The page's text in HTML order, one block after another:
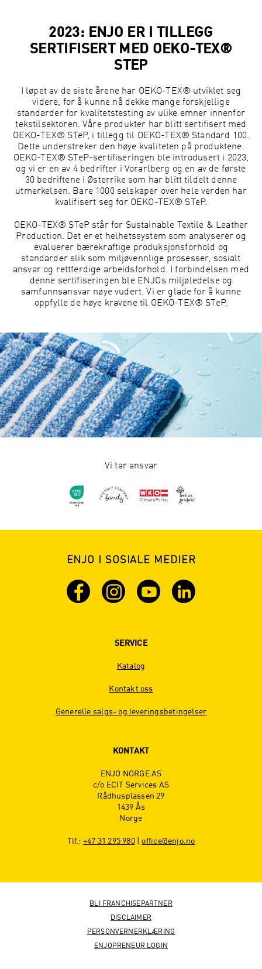
2023: ENJO ER I TILLEGG
SERTIFISERT MED OEKO-TEX®
STEP
I løpet av de siste årene har OEKO-TEX® utviklet seg
videre, for å kunne nå dekke mange forskjellige
standarder for kvalitetstesting av ulike emner innenfor
tekstilsektoren. Våre produkter har blitt sertifisert med
OEKO-TEX® STeP, i tillegg til OEKO-TEX® Standard 100.
Dette understreker den høye kvaliteten på produktene.
OEKO-TEX® STeP-sertifiseringen ble introdusert i 2023,
og vi er en av 4 bedrifter i Vorarlberg og en av de første
30 bedriftene i Østerrike som har blitt tildelt denne
utmerkelsen. Bare 1000 selskaper over hele verden har
kvalifisert seg for OEKO-TEX® STeP.
OEKO-TEX® STeP står for Sustainable Textile & Leather
Production. Det er et helhetssystem som analyserer og
evaluerer bærekraftige produksjonsforhold og
standarder slik som miljøvennlige prosesser, sosialt
ansvar og rettferdige arbeidsforhold. I forbindelsen med
denne sertifiseringen ble ENJOs miljøledelse og
samfunnsansvar nøye vudert. Vi er glade for å kunne
oppfylle de høye kravene til OEKO-TEX® STeP.
Vi tar ansvar
ENJO I SOSIALE MEDIER
SERVICE
Katalog
Kontakt oss
Generelle salgs- og leveringsbetingelser
KONTAKT
ENJO NORGE AS
c/o ECIT Services AS
Rådhusplassen 29
1439 Ås
Norge
Tlf.: +47 31 295 980| office@enjo.no
BLI FRANCHISEPARTNER
DISCLAIMER
PERSONVERNERKLÆRING
ENJOPRENEUR LOGIN